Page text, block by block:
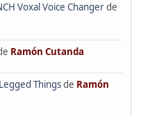
Voxal Voice Changerde
Ramón Cutanda
Thingsde Ramón